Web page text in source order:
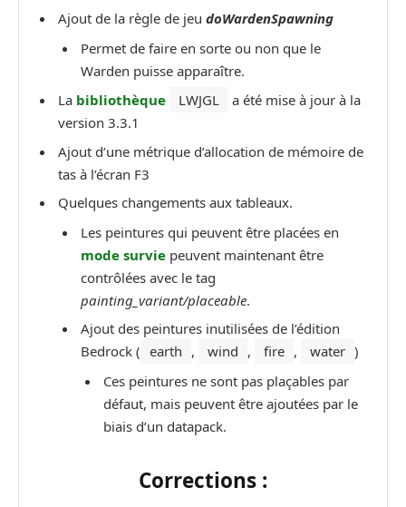
Ajout de la règle de jeu doWardenSpawning
Permet de faire en sorte ou non que le
Warden puisse apparaître.
La bibliothèque LWJGL
a été mise à jour à la
version 3.3.1
Ajout d’une métrique d’allocation de mémoire de
tas à l’écran F3
Quelques changements aux tableaux.
Les peintures qui peuvent être placées en
mode survie peuvent maintenant être
contrôlées avec le tag
painting_variant/placeable.
Ajout des peintures inutilisées de l’édition
Bedrock ( earth , wind , fire , water )
Ces peintures ne sont pas plaçables par
défaut, mais peuvent être ajoutées par le
biais d’un datapack.
Corrections :